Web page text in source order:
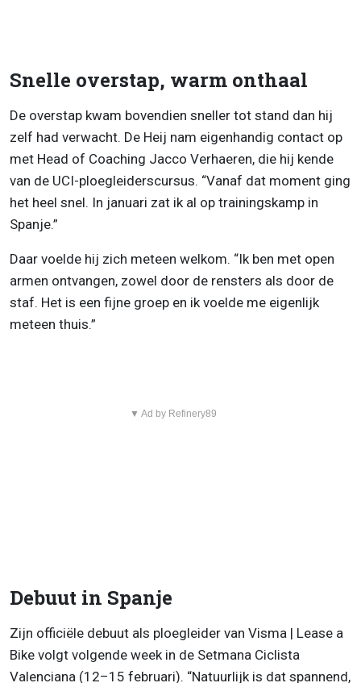
Snelle overstap, warm onthaal
De overstap kwam bovendien sneller tot stand dan hij
zelf had verwacht. De Heij nam eigenhandig contact op
met Head of Coaching Jacco Verhaeren, die hij kende
van de UCI-ploegleiderscursus. “Vanaf dat moment ging
het heel snel. In januari zat ik al op trainingskamp in
Spanje.”
Daar voelde hij zich meteen welkom. “Ik ben met open
armen ontvangen, zowel door de rensters als door de
staf. Het is een fijne groep en ik voelde me eigenlijk
meteen thuis.”
▼ Ad by Refinery89
Debuut in Spanje
Zijn officiële debuut als ploegleider van Visma | Lease a
Bike volgt volgende week in de Setmana Ciclista
Valenciana (12–15 februari). “Natuurlijk is dat spannend,